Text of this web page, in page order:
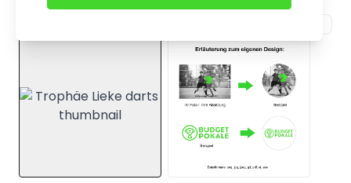
View larger image
View larger image